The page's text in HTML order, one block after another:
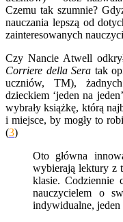
Czemu tak szumnie?
nauczania lepszą od
zainteresowanych
Czy Nancie Atwell
Corriere della Sera tak
uczniów, TM),
dzieckiem ‘jeden na
wybrały książkę, którą
i miejsce, by mogły to
(3)
Oto główna
wybierają lektury z
klasie. Codziennie
nauczycielem o
indywidualne, jeden